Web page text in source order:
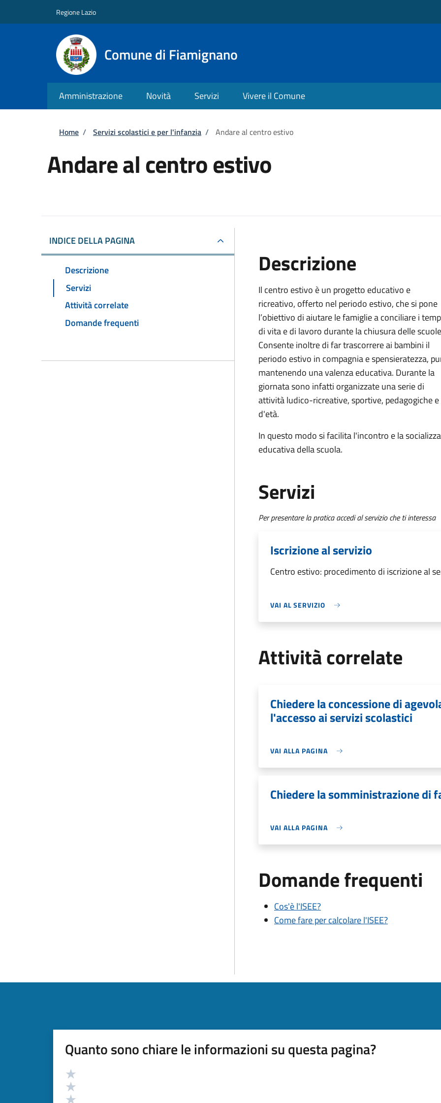
Regione Lazio
Comune di Fiamignano
Amministrazione Novità Servizi Vivere il Comune
Briciole di pane
Home / Servizi scolastici e per l'infanzia / Andare al centro estivo
Andare al centro estivo
INDICE DELLA PAGINA
Descrizione
Servizi
Attività correlate
Domande frequenti
Descrizione
Il centro estivo è un progetto educativo e
ricreativo, offerto nel periodo estivo, che si pone
l’obiettivo di aiutare le famiglie a conciliare i
di vita e di lavoro durante la chiusura delle
Consente inoltre di far trascorrere ai bambini il
periodo estivo in compagnia e spensieratezza,
mantenendo una valenza educativa. Durante la
giornata sono infatti organizzate una serie di
attività ludico-ricreative, sportive, pedagogiche
d'età.
In questo modo si facilita l'incontro e la
educativa della scuola.
Servizi
Per presentare la pratica accedi al servizio che ti interessa
Iscrizione al servizio
Centro estivo: procedimento di iscrizione al
VAI AL SERVIZIO
Attività correlate
Chiedere la concessione di
l'accesso ai servizi scolastici
VAI ALLA PAGINA
Chiedere la somministrazione di
VAI ALLA PAGINA
Domande frequenti
Cos'è l'ISEE?
Come fare per calcolare l'ISEE?
Quanto sono chiare le informazioni su questa pagina?
Valutazione